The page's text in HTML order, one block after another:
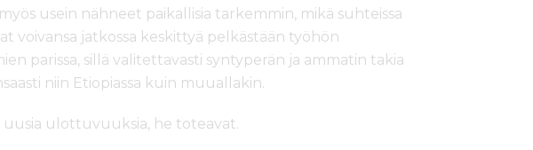
usein nähneet paikallisia tarkemmin, mikä suhteissa
voivansa jatkossa keskittyä pelkästään työhön
parissa, sillä valitettavasti syntyperän ja ammatin takia
niin Etiopiassa kuin muuallakin.
uusia ulottuvuuksia, he toteavat.